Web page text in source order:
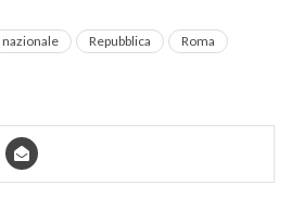
nazionale Repubblica Roma